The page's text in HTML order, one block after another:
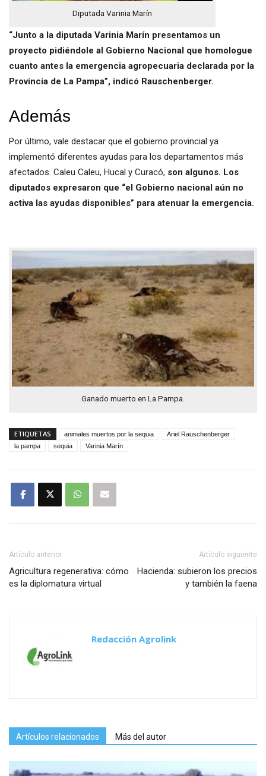
Diputada Varinia Marín
“Junto a la diputada Varinia Marín presentamos un
proyecto pidiéndole al Gobierno Nacional que homologue
cuanto antes la emergencia agropecuaria declarada por la
Provincia de La Pampa”, indicó Rauschenberger.
Además
Por último, vale destacar que el gobierno provincial ya
implementó diferentes ayudas para los departamentos más
afectados. Caleu Caleu, Hucal y Curacó, son algunos. Los
diputados expresaron que “el Gobierno nacional aún no
activa las ayudas disponibles” para atenuar la emergencia.
Ganado muerto en La Pampa.
ETIQUETAS animales muertos por la sequia
Ariel Rauschenberger
la pampa
sequia Varinia Marín
Artículo anterior
Agricultura regenerativa: cómo
es la diplomatura virtual
Artículo siguiente
Hacienda: subieron los precios
y también la faena
Redacción Agrolink
Artículos relacionados Más del autor